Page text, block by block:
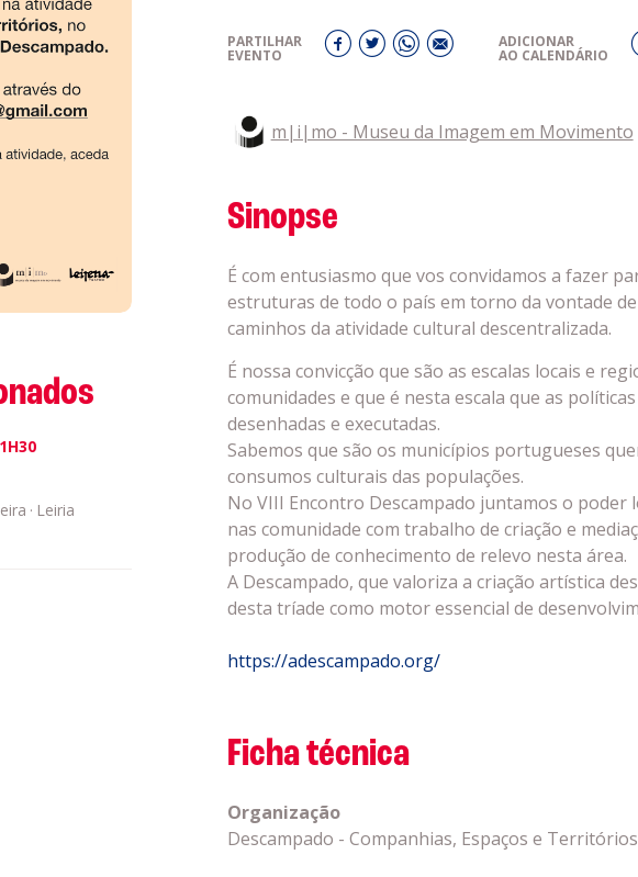
Contactos
PARTILHAR
EVENTO
ADICIONAR
AO CALENDÁRIO
m|i|mo - Museu da Imagem em Movimento
Sinopse
É com entusiasmo que vos convidamos a fazer
estruturas de todo o país em torno da vontade
caminhos da atividade cultural descentralizada.
É nossa convicção que são as escalas locais e
comunidades e que é nesta escala que as
desenhadas e executadas.
Sabemos que são os municípios portugueses
consumos culturais das populações.
No VIII Encontro Descampado juntamos o poder
nas comunidade com trabalho de criação e
produção de conhecimento de relevo nesta área.
A Descampado, que valoriza a criação artística
desta tríade como motor essencial de
https://adescampado.org/
Ficha técnica
Organização
Descampado - Companhias, Espaços e Territórios
· Leiria